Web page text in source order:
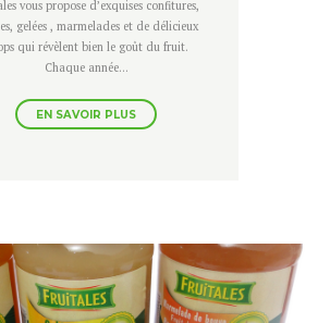
vous propose d’exquises confitures,
gelées , marmelades et de délicieux
qui révèlent bien le goût du fruit.
Chaque année...
EN SAVOIR PLUS